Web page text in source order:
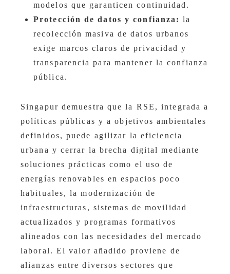
modelos que garanticen continuidad.
Protección de datos y confianza: la
recolección masiva de datos urbanos
exige marcos claros de privacidad y
transparencia para mantener la confianza
pública.
Singapur demuestra que la RSE, integrada a
políticas públicas y a objetivos ambientales
definidos, puede agilizar la eficiencia
urbana y cerrar la brecha digital mediante
soluciones prácticas como el uso de
energías renovables en espacios poco
habituales, la modernización de
infraestructuras, sistemas de movilidad
actualizados y programas formativos
alineados con las necesidades del mercado
laboral. El valor añadido proviene de
alianzas entre diversos sectores que